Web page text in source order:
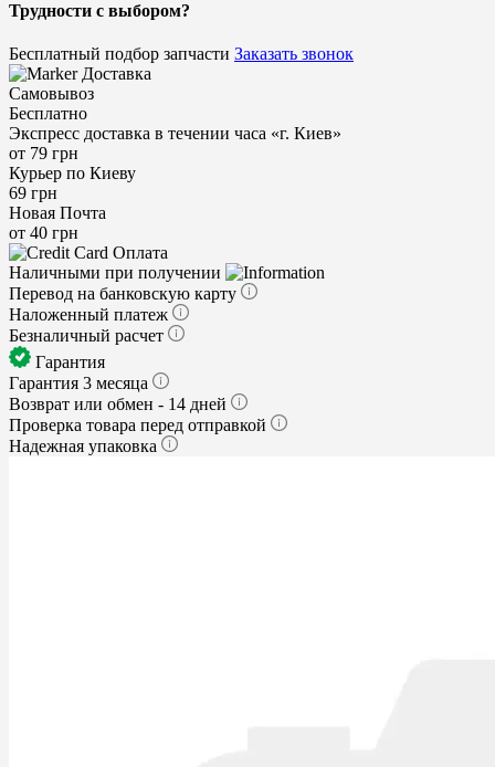
Трудности с выбором?
Бесплатный подбор запчасти Заказать звонок
Доставка
Самовывоз
Бесплатно
Экспресс доставка в течении часа «г. Киев»
от 79 грн
Курьер по Киеву
69 грн
Новая Почта
от 40 грн
Оплата
Наличными при получении
Перевод на банковскую карту
Наложенный платеж
Безналичный расчет
Гарантия
Гарантия 3 месяца
Возврат или обмен - 14 дней
Проверка товара перед отправкой
Надежная упаковка